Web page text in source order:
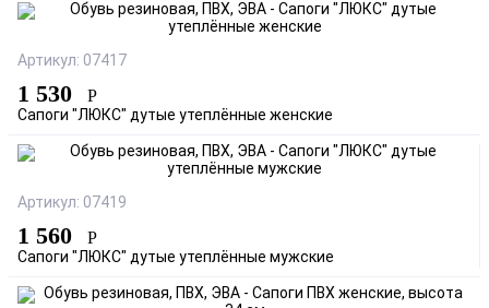
Артикул: 07417
1 530 Р
Сапоги "ЛЮКС" дутые утеплённые женские
Артикул: 07419
1 560 Р
Сапоги "ЛЮКС" дутые утеплённые мужские